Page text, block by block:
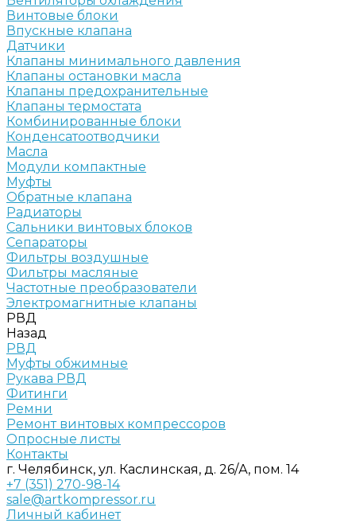
Винтовые блоки
Впускные клапана
Датчики
Клапаны минимального давления
Клапаны остановки масла
Клапаны предохранительные
Клапаны термостата
Комбинированные блоки
Конденсатоотводчики
Масла
Модули компактные
Муфты
Обратные клапана
Радиаторы
Сальники винтовых блоков
Сепараторы
Фильтры воздушные
Фильтры масляные
Частотные преобразователи
Электромагнитные клапаны
РВД
Назад
РВД
Муфты обжимные
Рукава РВД
Фитинги
Ремни
Ремонт винтовых компрессоров
Опросные листы
Контакты
г. Челябинск, ул. Каслинская, д. 26/А, пом. 14
+7 (351) 270-98-14
sale@artkompressor.ru
Личный кабинет